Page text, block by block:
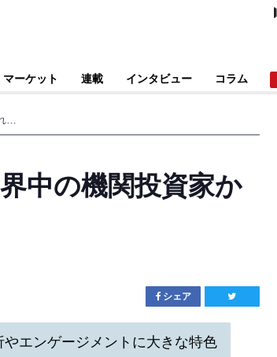
マーケット 連載 インタビュー コラム
『M&G日本株式戦略』が世界中の機関投資家から選ばれている理由
中の機関投資家か
シェア
エンゲージメントに大きな特色